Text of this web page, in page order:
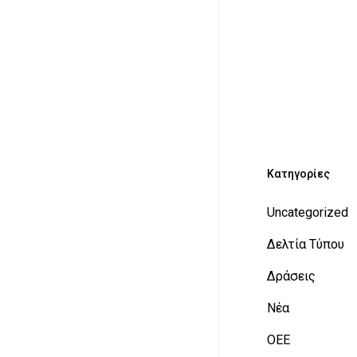
Kατηγορίες
Uncategorized
Δελτία Τύπου
Δράσεις
Νέα
ΟΕΕ